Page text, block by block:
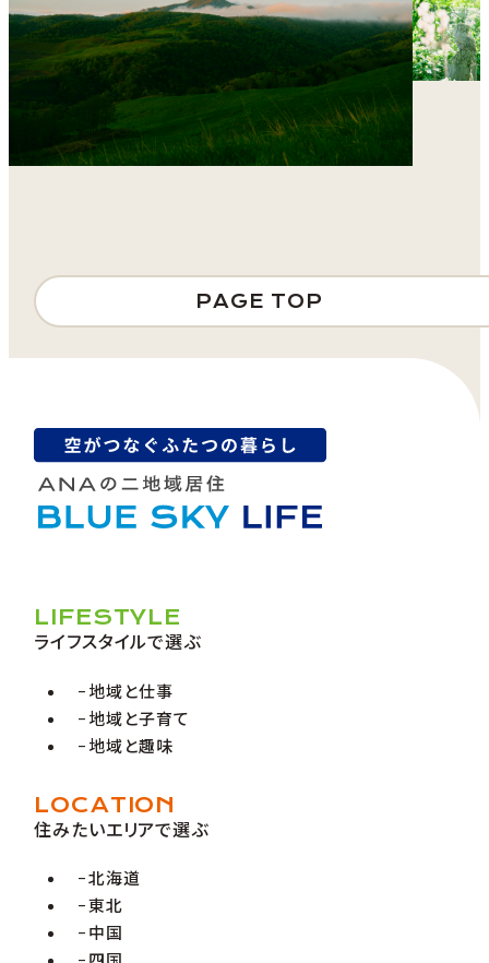
PAGE TOP
LIFESTYLE
ライフスタイルで選ぶ
地域と仕事
地域と子育て
地域と趣味
LOCATION
住みたいエリアで選ぶ
北海道
東北
中国